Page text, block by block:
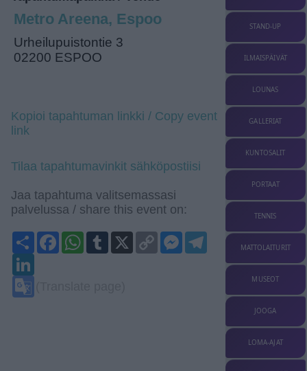
Metro Areena, Espoo
Urheilupuistontie 3
02200 ESPOO
Kopioi tapahtuman linkki / Copy event
link
Tilaa tapahtumavinkit sähköpostiisi
Jaa tapahtuma valitsemassasi
palvelussa / share this event on:
ShareFacebookWhatsApp
Tumblr
X
Copy
Link
Messenger
Telegram
STAND-UP
ILMAISPÄIVÄT
LOUNAS
GALLERIAT
KUNTOSALIT
PORTAAT
TENNIS
MATTOLAITURIT
MUSEOT
JOOGA
LOMA-AJAT